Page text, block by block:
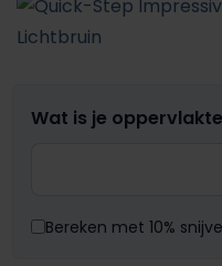
Wat is je
Bereken met 10%